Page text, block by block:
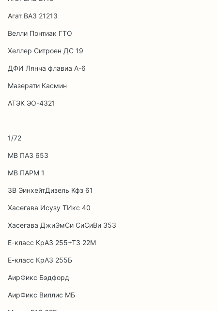
Агат ВАЗ 21213
Велли Понтиак ГТО
Хеллер Ситроен ДС 19
ДФИ Лянча флавиа А-6
Мазерати Касмин
АТЭК ЭО-4321
1/72
МВ ПАЗ 653
МВ ПАРМ 1
ЗВ ЭинхейтДизель Кфз 61
Хасегава Исузу ТИкс 40
Хасегава ДжиЭмСи СиСиВи 353
Е-класс КрАЗ 255+ТЗ 22М
Е-класс КрАЗ 255Б
АирФикс Бэдфорд
АирФикс Виллис МБ